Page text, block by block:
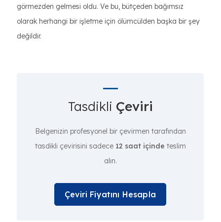
görmezden gelmesi oldu. Ve bu, bütçeden bağımsız
olarak herhangi bir işletme için ölümcülden başka bir şey
değildir.
Tasdikli Çeviri
Belgenizin profesyonel bir çevirmen tarafından
tasdikli çevirisini sadece 12 saat içinde teslim
alın.
Çeviri Fiyatını Hesapla